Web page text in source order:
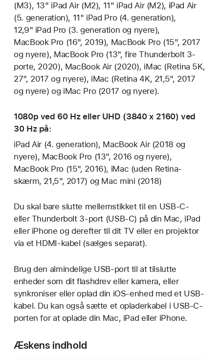
(M3), 13" iPad Air (M2), 11" iPad Air (M2), iPad Air
(5. generation), 11" iPad Pro (4. generation),
12,9" iPad Pro (3. generation og nyere),
MacBook Pro (16", 2019), MacBook Pro (15", 2017
og nyere), MacBook Pro (13", fire Thunderbolt 3-
porte, 2020), MacBook Air (2020), iMac (Retina 5K,
27", 2017 og nyere), iMac (Retina 4K, 21,5", 2017
og nyere) og iMac Pro (2017 og nyere).
1080p ved 60 Hz eller UHD (3840 x 2160) ved
30 Hz på:
iPad Air (4. generation), MacBook Air (2018 og
nyere), MacBook Pro (13", 2016 og nyere),
MacBook Pro (15", 2016), iMac (uden Retina-
skærm, 21,5", 2017) og Mac mini (2018)
Du skal bare slutte mellemstikket til en USB-C-
eller Thunderbolt 3-port (USB-C) på din Mac, iPad
eller iPhone og derefter til dit TV eller en projektor
via et HDMI-kabel (sælges separat).
Brug den almindelige USB-port til at tilslutte
enheder som dit flashdrev eller kamera, eller
synkroniser eller oplad din iOS-enhed med et USB-
kabel. Du kan også sætte et opladerkabel i USB-C-
porten for at oplade din Mac, iPad eller iPhone.
Æskens indhold